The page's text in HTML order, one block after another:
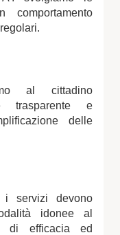
comportamento
al cittadino
trasparente e
delle
i servizi devono
idonee al
di efficacia ed